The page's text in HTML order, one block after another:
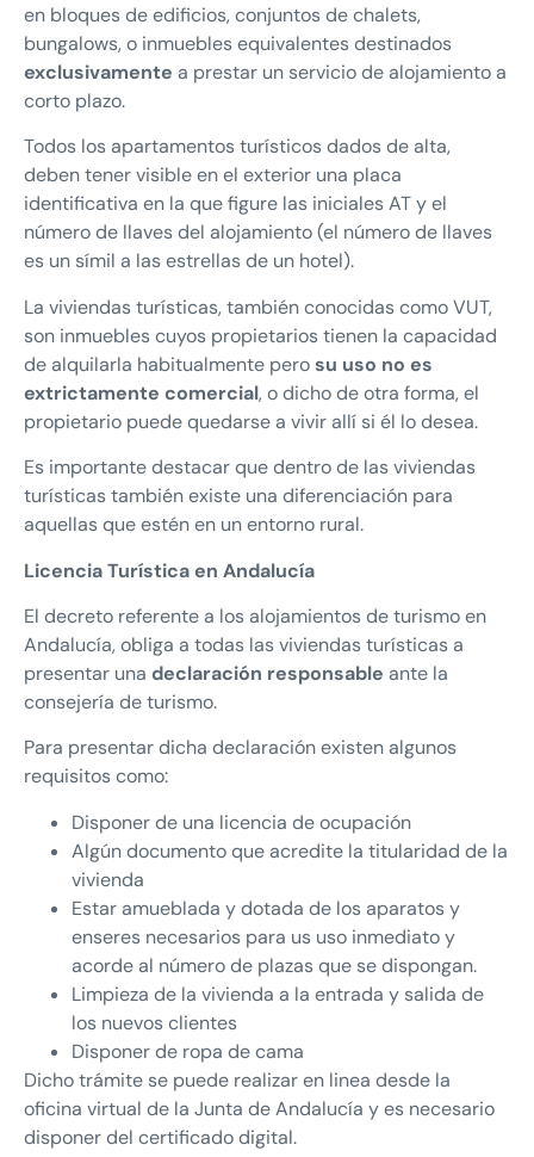
en bloques de edificios, conjuntos de chalets,
bungalows, o inmuebles equivalentes destinados
exclusivamente a prestar un servicio de alojamiento a
corto plazo.
Todos los apartamentos turísticos dados de alta,
deben tener visible en el exterior una placa
identificativa en la que figure las iniciales AT y el
número de llaves del alojamiento (el número de llaves
es un símil a las estrellas de un hotel).
La viviendas turísticas, también conocidas como VUT,
son inmuebles cuyos propietarios tienen la capacidad
de alquilarla habitualmente perosu uso no es
extrictamente comercial, o dicho de otra forma, el
propietario puede quedarse a vivir allí si él lo desea.
Es importante destacar que dentro de las viviendas
turísticas también existe una diferenciación para
aquellas que estén en un entorno rural.
Licencia Turística en Andalucía
El decreto referente a los alojamientos de turismo en
Andalucía, obliga a todas las viviendas turísticas a
presentar una declaración responsable ante la
consejería de turismo.
Para presentar dicha declaración existen algunos
requisitos como:
Disponer de una licencia de ocupación
Algún documento que acredite la titularidad de la
vivienda
Estar amueblada y dotada de los aparatos y
enseres necesarios para us uso inmediato y
acorde al número de plazas que se dispongan.
Limpieza de la vivienda a la entrada y salida de
los nuevos clientes
Disponer de ropa de cama
Dicho trámite se puede realizar en linea desde la
oficina virtual de la Junta de Andalucía y es necesario
disponer del certificado digital.